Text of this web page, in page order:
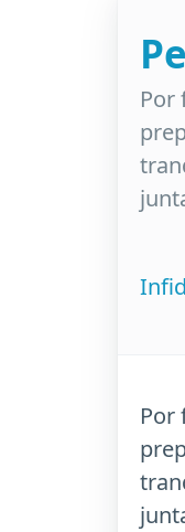
Por
Por